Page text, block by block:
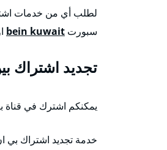
لطلب أي من خدمات
سبورت bein kuwait
تجديد اشتراك
يمكنكم اشترك في قناة